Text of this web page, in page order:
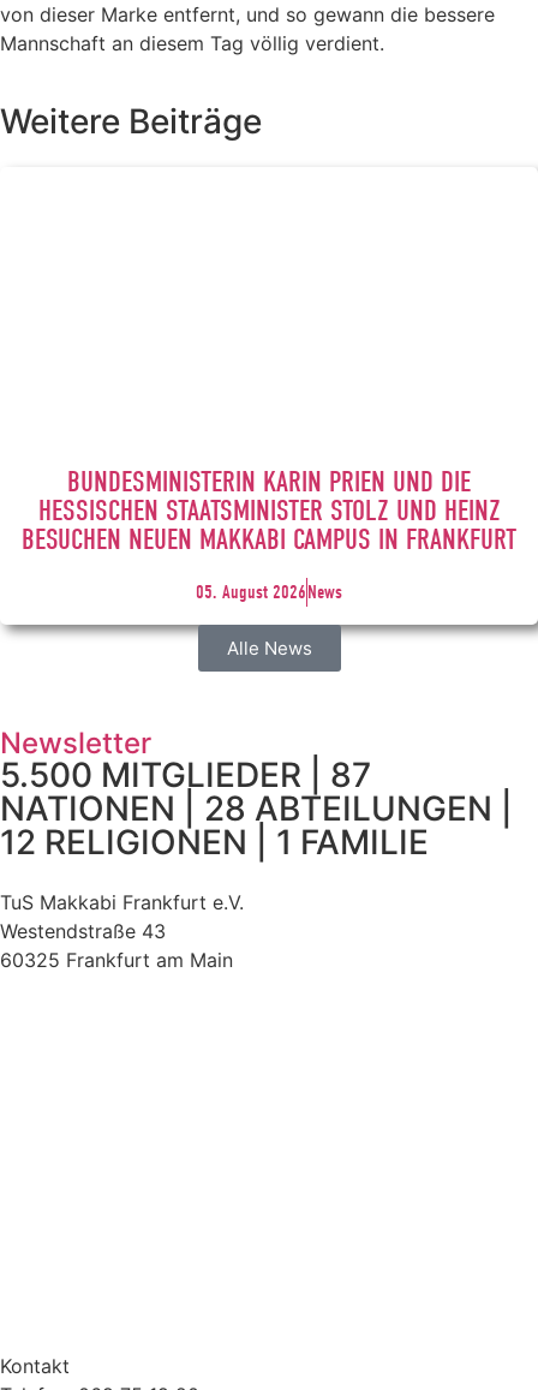
von dieser Marke entfernt, und so gewann die bessere
Mannschaft an diesem Tag völlig verdient.
Weitere Beiträge
BUNDESMINISTERIN KARIN PRIEN UND DIE
HESSISCHEN STAATSMINISTER STOLZ UND HEINZ
BESUCHEN NEUEN MAKKABI CAMPUS IN FRANKFURT
05. August 2026News
Alle News
Newsletter
5.500 MITGLIEDER | 87
NATIONEN | 28 ABTEILUNGEN |
12 RELIGIONEN | 1 FAMILIE
TuS Makkabi Frankfurt e.V.
Westendstraße 43
60325 Frankfurt am Main
Kontakt